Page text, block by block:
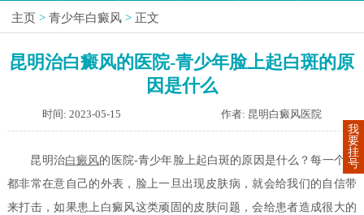
主页 > 青少年白癜风 > 正文
昆明治白癜风的医院-青少年脸上起白斑的原
因是什么
时间: 2023-05-15 作者: 昆明白癜风医院
昆明治白癜风的医院-青少年脸上起白斑的原因是什么？每一个人
都非常在意自己的外表，脸上一旦出现皮肤病，就会给我们的自信带
来打击，如果患上白癜风这类顽固的皮肤问题，会给患者造成很大的
我
要
挂
号